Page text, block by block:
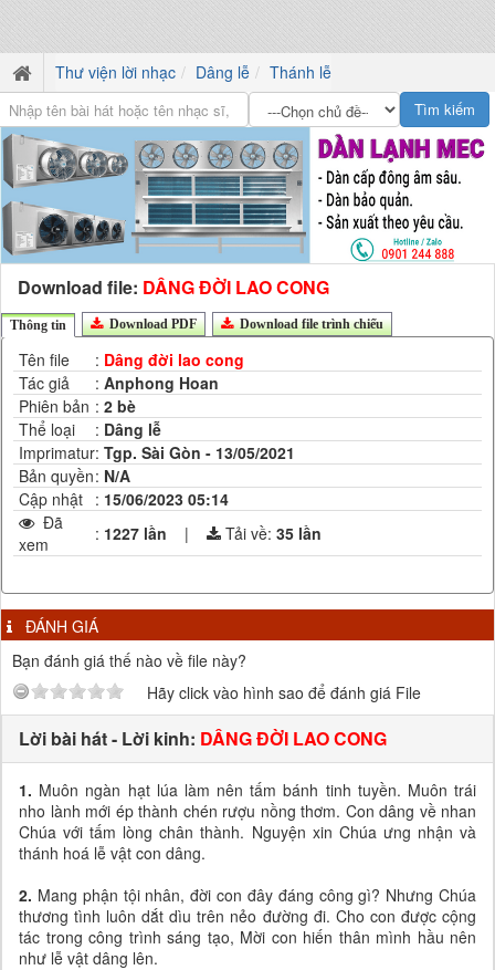
Thư viện lời nhạc Dâng lễ Thánh lễ
Download file: DÂNG ĐỜI LAO CONG
Thông tin Download PDF Download file trình chiếu
Tên file : Dâng đời lao cong
Tác giả
: Anphong Hoan
Phiên bản : 2 bè
Thể loại
: Dâng lễ
Imprimatur: Tgp. Sài Gòn - 13/05/2021
Bản quyền: N/A
Cập nhật : 15/06/2023 05:14
Đã
xem
: 1227 lần | Tải về: 35 lần
ĐÁNH GIÁ
Bạn đánh giá thế nào về file này?
Hãy click vào hình sao để đánh giá File
Lời bài hát - Lời kinh: DÂNG ĐỜI LAO CONG
1. Muôn ngàn hạt lúa làm nên tấm bánh tinh tuyền. Muôn trái
nho lành mới ép thành chén rượu nồng thơm. Con dâng về nhan
Chúa với tấm lòng chân thành. Nguyện xin Chúa ưng nhận và
thánh hoá lễ vật con dâng.
2. Mang phận tội nhân, đời con đây đáng công gì? Nhưng Chúa
thương tình luôn dắt dìu trên nẻo đường đi. Cho con được cộng
tác trong công trình sáng tạo, Mời con hiến thân mình hầu nên
như lễ vật dâng lên.